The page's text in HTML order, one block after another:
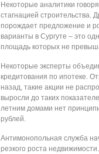
Некоторые аналитики
стагнацией строительства.
порождает предложение и
варианты в Сургуте – это
площадь которых не
Некоторые эксперты
кредитования по ипотеке.
назад, такие акции не
выросли до таких
летним домами нет
рублей.
Антимонопольная служба
резкого роста